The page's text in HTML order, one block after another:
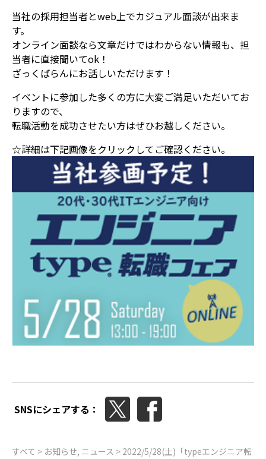
当社の採用担当者とweb上でカジュアル面談が出来ま
す。
オンライン面談なら文章だけではわからない情報も、担
当者に直接聞いてok！
ざっくばらんにお話しいただけます！
イベントに参加した多くの方に大変ご満足いただいてお
りますので、
転職活動を成功させたい方はぜひお越しください。
☆詳細は下記画像をクリックしてご確認ください。
SNSにシェアする：
すべて > お知らせ, ニュース > 2022/5/28(土)「typeエンジニア転